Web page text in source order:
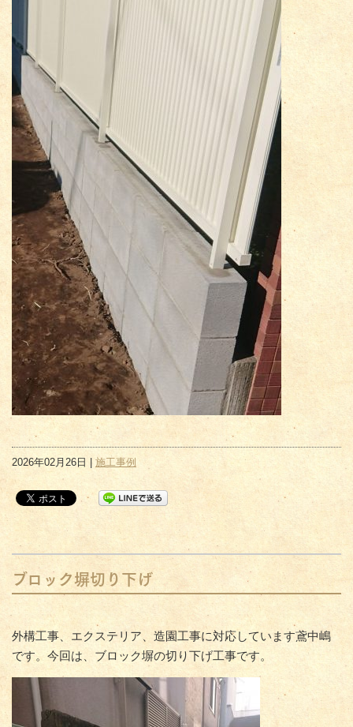
2026年02月26日 | 施工事例
ブロック塀切り下げ
外構工事、エクステリア、造園工事に対応しています鳶中嶋
です。今回は、ブロック塀の切り下げ工事です。